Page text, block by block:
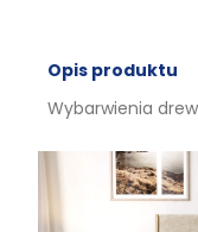
Opis produktu
Wybarwienia